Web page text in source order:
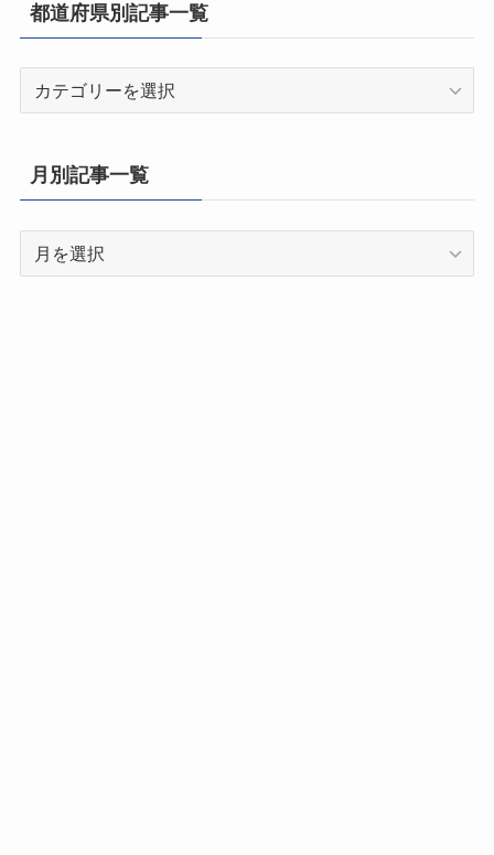
都道府県別記事一覧
県
別
一
月別記事一覧